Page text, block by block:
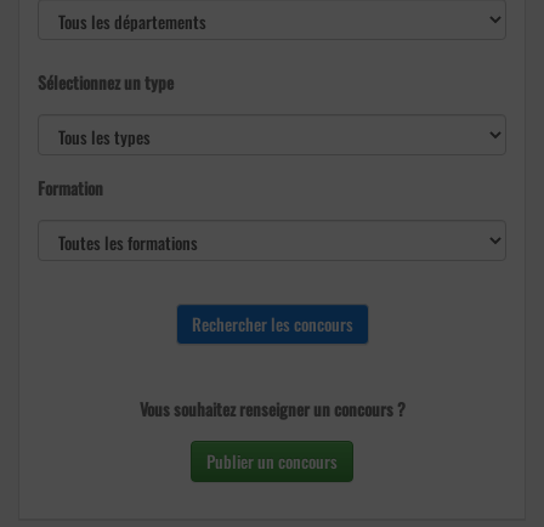
Sélectionnez un type
Formation
Vous souhaitez renseigner un concours ?
Publier un concours